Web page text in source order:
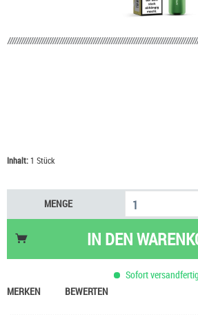
Inhalt:1 Stück
MENGE
IN DEN
Sofort
MERKEN
BEWERTEN